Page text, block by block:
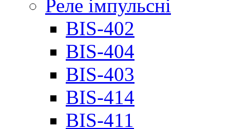
Реле імпульсні
BIS-402
BIS-404
BIS-403
BIS-414
BIS-411